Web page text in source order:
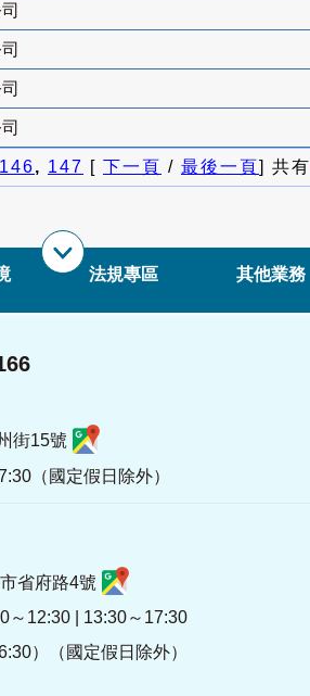
146, 147 [ 下一頁 / 最後一頁] 共有
法規專區 其他業務
街15號
（國定假日除外）
省府路4號
12:30 | 13:30～17:30
）（國定假日除外）